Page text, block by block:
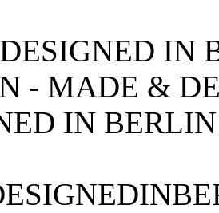
IN
- MADE &
IN